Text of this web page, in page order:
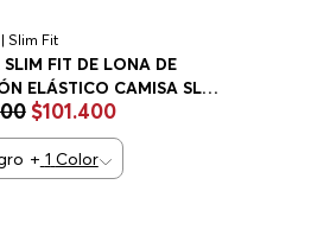
| Slim Fit
FIT DE LONA DE
ELÁSTICO CAMISA SLIM
$101.400
+ 1 Color